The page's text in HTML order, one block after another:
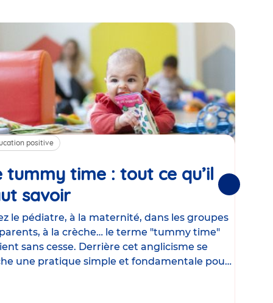
positive
tummy time : tout ce qu’il
savoirArticle
le pédiatre, à la maternité, dans les groupes
à la crèche… le terme "tummy time"
sans cesse. Derrière cet anglicisme se
une pratique simple et fondamentale pour
Suivantes